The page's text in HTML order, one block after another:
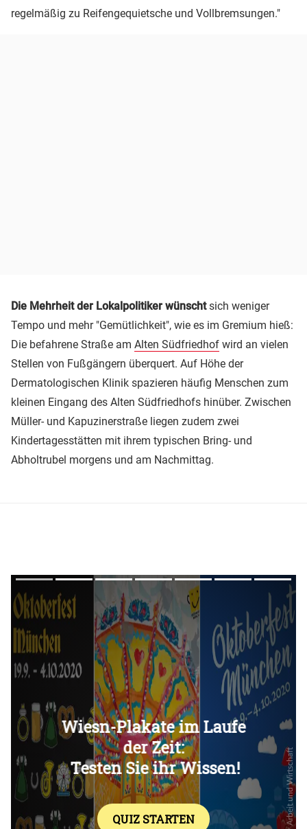
regelmäßig zu Reifengequietsche und Vollbremsungen."
Die Mehrheit der Lokalpolitiker wünschtsich weniger
Tempo und mehr "Gemütlichkeit", wie es im Gremium hieß:
Die befahrene Straße am Alten Südfriedhof wird an vielen
Stellen von Fußgängern überquert. Auf Höhe der
Dermatologischen Klinik spazieren häufig Menschen zum
kleinen Eingang des Alten Südfriedhofs hinüber. Zwischen
Müller- und Kapuzinerstraße liegen zudem zwei
Kindertagesstätten mit ihrem typischen Bring- und
Abholtrubel morgens und am Nachmittag.
Überspringen
Überspringen